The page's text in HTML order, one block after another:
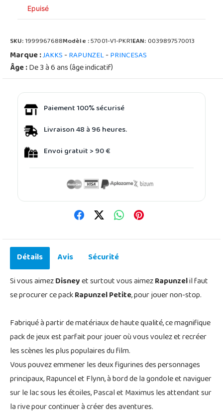
Epuisé
SKU:1999967688Modèle :57001-V1-PKR1EAN:0039897570013
Marque :JAKKS-RAPUNZEL-PRINCESAS
Âge :De 3 à 6 ans (âge indicatif)
Paiement 100% sécurisé
Livraison 48 à 96 heures.
Envoi gratuit > 90 €
Détails Avis
Sécurité
Si vous aimezDisneyet surtout vous aimezRapunzelil faut
se procurer ce packRapunzel Petite, pour jouer non-stop.
Fabriqué à partir de matériaux de haute qualité, ce magnifique
pack de jeux est parfait pour jouer où vous voulez et recréer
les scènes les plus populaires du film.
Vous pouvez emmener les deux figurines des personnages
principaux, Rapuncel et Flynn, à bord de la gondole et naviguer
sur le lac sous les étoiles, Pascal et Maximus les attendant sur
la rive pour continuer à créer des aventures.